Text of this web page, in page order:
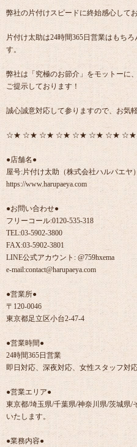
弊社の片付けスピードに終始感心して
片付け太助は24時間365日営業はもち
す。
弊社は「究極のお節介」をモットーに
ご提示しております！
誠心誠意対応して参りますので、お気
☆★ ☆★ ☆★ ☆★ ☆★ ☆★ ☆★ ☆★
●店舗名●
屋号:片付け太助（株式会社ハルパエヤ）
https://www.harupaeya.com
●お問い合わせ●
フリーコール:0120-535-318
TEL:03-5902-3800
FAX:03-5902-3801
LINE公式アカウント: @759hxema
e-mail:contact@harupaeya.com
●営業所●
〒120-0046
東京都足立区小台2-47-4
●営業時間●
24時間365日営業
即日対応、深夜対応、女性スタッフ対
●営業エリア●
東京都/埼玉県/千葉県/神奈川県/茨城県
いたします。
●業務内容●